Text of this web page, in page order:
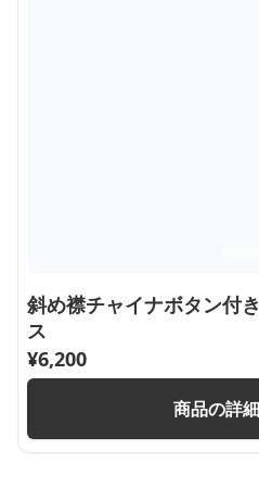
斜め襟チャイナボタン付
ス
¥6,200
商品の詳